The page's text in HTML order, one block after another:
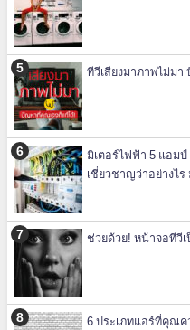
ทีวีเสียงมาภาพไม่ม
มิเตอร์ไฟฟ้า 5 แอม
เชี่ยวชาญว่าอย่างไ
ช่วยด้วย! หน้าจอทีวีเ
6 ประเภทแอร์ที่คุณค